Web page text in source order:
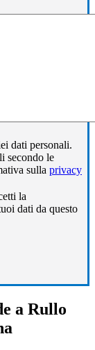
dati personali.
secondo le
sulla privacy
la
dati da questo
a Rullo